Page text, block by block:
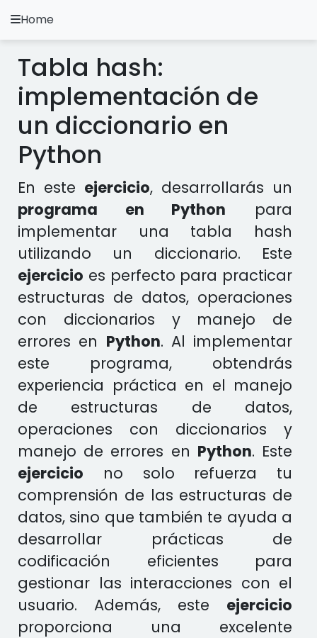
A.
Ejercicios Python
Instalación y Configuración
Metodología Python
Video Tutoriales
Ejercicios en otros Lenguajes
Apps
Home
Tabla hash:
implementación de
un diccionario en
Python
En este ejercicio, desarrollarás un
programa en Python para
implementar una tabla hash
utilizando un diccionario. Este
ejercicio es perfecto para practicar
estructuras de datos, operaciones
con diccionarios y manejo de
errores en Python. Al implementar
este programa, obtendrás
experiencia práctica en el manejo
de estructuras de datos,
operaciones con diccionarios y
manejo de errores en Python. Este
ejercicio no solo refuerza tu
comprensión de las estructuras de
datos, sino que también te ayuda a
desarrollar prácticas de
codificación eficientes para
gestionar las interacciones con el
usuario. Además, este ejercicio
proporciona una excelente